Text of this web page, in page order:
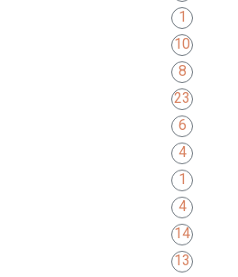
1
10
8
23
6
4
1
4
14
13